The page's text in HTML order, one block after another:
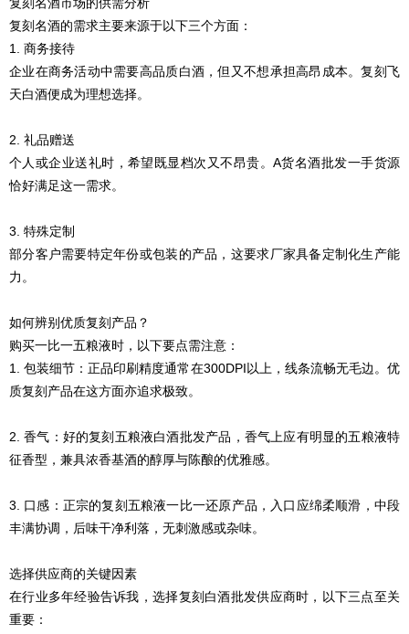
复刻名酒市场的供需分析
复刻名酒的需求主要来源于以下三个方面：
1. 商务接待
企业在商务活动中需要高品质白酒，但又不想承担高昂成本。复刻飞
天白酒便成为理想选择。
2. 礼品赠送
个人或企业送礼时，希望既显档次又不昂贵。A货名酒批发一手货源
恰好满足这一需求。
3. 特殊定制
部分客户需要特定年份或包装的产品，这要求厂家具备定制化生产能
力。
如何辨别优质复刻 产品？
购买一比一五粮液时，以下要点需注意：
1. 包装细节：正品印刷精度通常在300DPI以上，线条流畅无毛边。优
质复刻 产品在这方面亦追求极致。
2. 香气：好的复刻五粮液白酒批发产品，香气上应有明显的五粮液特
征香型，兼具浓香基酒的醇厚与陈酿的优雅感。
3. 口感：正宗的复刻五粮液一比一还原产品，入口应绵柔顺滑，中段
丰满协调，后味干净利落，无刺激感或杂味。
选择供应商的关键因素
在行业多年经验告诉我，选择复刻 白酒批发供应商时，以下三点至关
重要：